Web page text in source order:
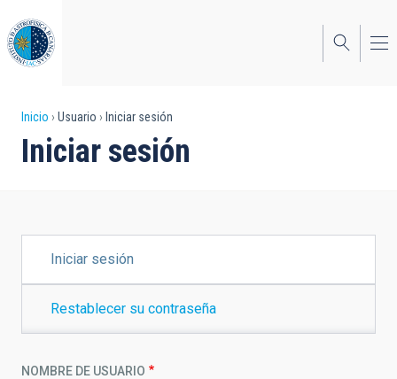
al
contenido
principal
Sobrescribir
enlaces
la
navegación
Inicio Usuario Iniciar sesión
Iniciar sesión
PRINCIPALES
Iniciar sesión
Restablecer su contraseña
NOMBRE DE USUARIO